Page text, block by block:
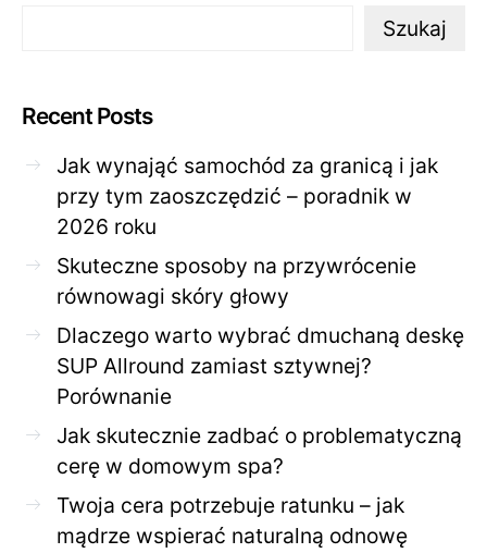
Szukaj
Recent Posts
Jak wynająć samochód za granicą i jak
przy tym zaoszczędzić – poradnik w
2026 roku
Skuteczne sposoby na przywrócenie
równowagi skóry głowy
Dlaczego warto wybrać dmuchaną deskę
SUP Allround zamiast sztywnej?
Porównanie
Jak skutecznie zadbać o problematyczną
cerę w domowym spa?
Twoja cera potrzebuje ratunku – jak
mądrze wspierać naturalną odnowę